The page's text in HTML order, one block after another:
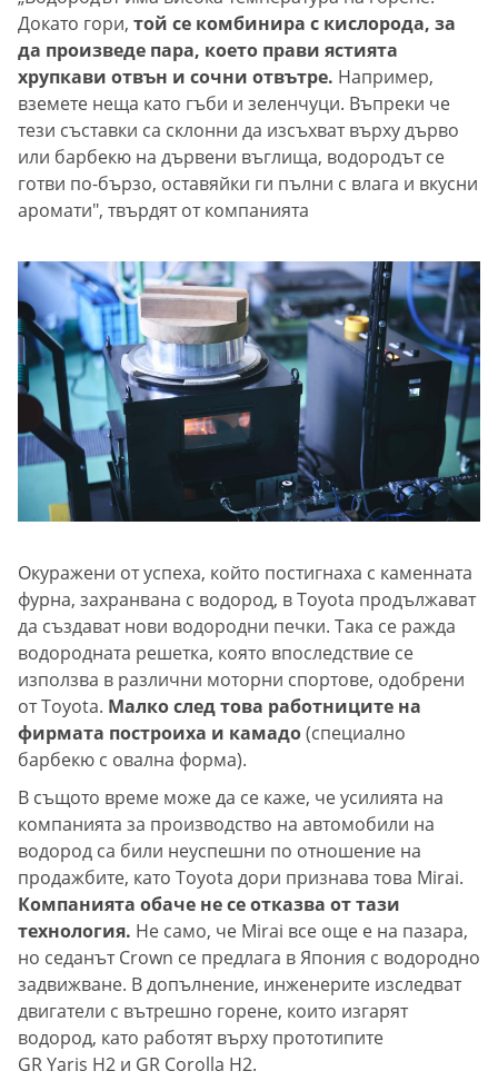
Докато гори, той се комбинира с кислорода, за
да произведе пара, което прави ястията
хрупкави отвън и сочни отвътре. Например,
вземете неща като гъби и зеленчуци. Въпреки че
тези съставки са склонни да изсъхват върху дърво
или барбекю на дървени въглища, водородът се
готви по-бързо, оставяйки ги пълни с влага и вкусни
аромати", твърдят от компанията
Окуражени от успеха, който постигнаха с каменната
фурна, захранвана с водород, в Toyota продължават
да създават нови водородни печки. Така се ражда
водородната решетка, която впоследствие се
използва в различни моторни спортове, одобрени
от Toyota. Малко след това работниците на
фирмата построиха и камадо(специално
барбекю с овална форма).
В същото време може да се каже, че усилията на
компанията за производство на автомобили на
водород са били неуспешни по отношение на
продажбите, като Toyota дори признава това Mirai.
Компанията обаче не се отказва от тази
технология. Не само, че Mirai все още е на пазара,
но седанът Crown се предлага в Япония с водородно
задвижване. В допълнение, инженерите изследват
двигатели с вътрешно горене, които изгарят
водород, като работят върху прототипите
GR Yaris H2 и GR Corolla H2.